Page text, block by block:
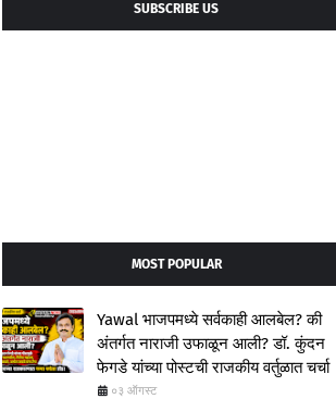
SUBSCRIBE US
MOST POPULAR
Yawal भाजपमध्ये सर्वकाही आलबेल? की
अंतर्गत नाराजी उफाळून आली? डॉ. कुंदन
फेगडे यांच्या पोस्टची राजकीय वर्तुळात चर्चा
०३ ऑगस्ट